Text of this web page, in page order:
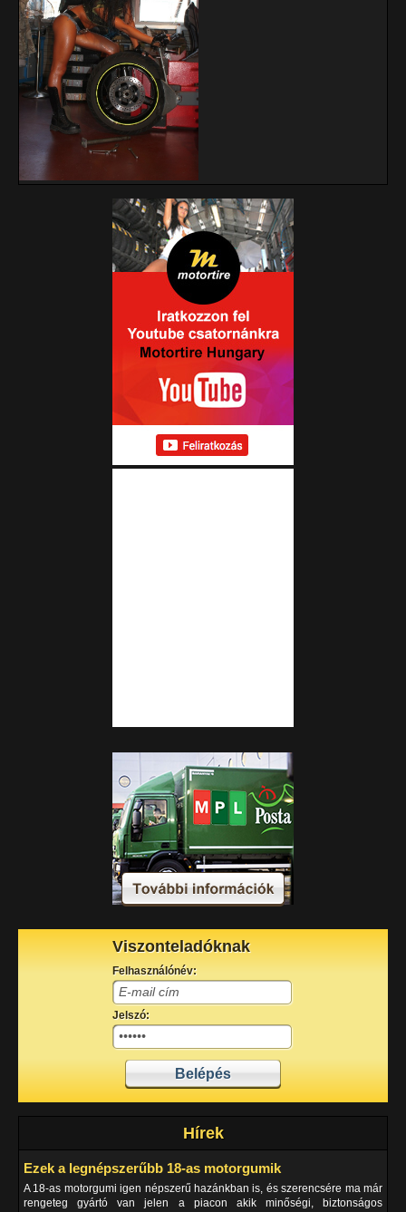
Viszonteladóknak
Felhasználónév:
Jelszó:
Hírek
Ezek a legnépszerűbb 18-as motorgumik
A 18-as motorgumi igen népszerű hazánkban is, és szerencsére ma már
rengeteg gyártó van jelen a piacon akik minőségi, biztonságos